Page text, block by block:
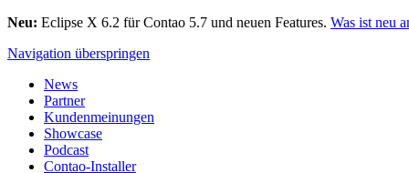
Neu: Eclipse X 6.2 für Contao 5.7 und neuen Features. Was ist neu
Navigation überspringen
News
Partner
Kundenmeinungen
Showcase
Podcast
Contao-Installer